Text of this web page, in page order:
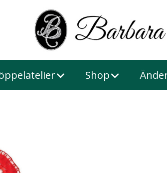
Shop